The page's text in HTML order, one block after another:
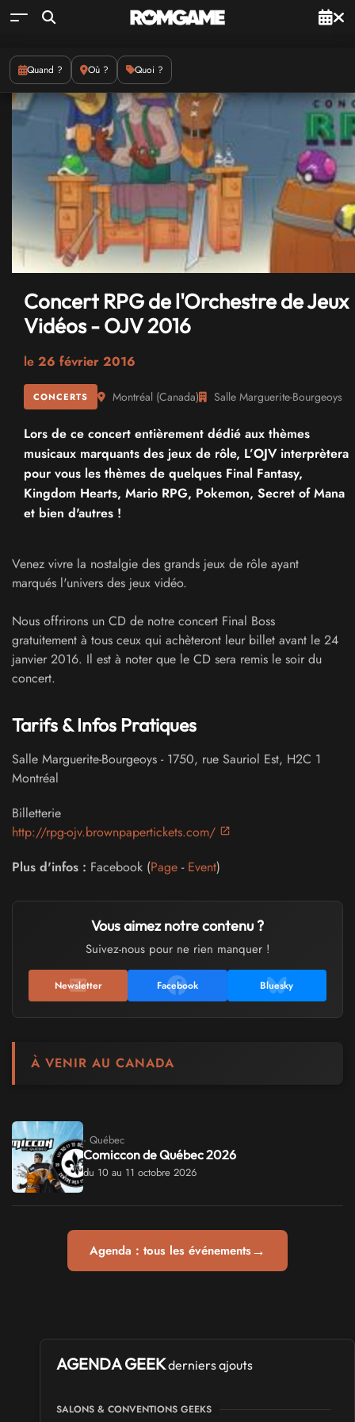
Quand ? Où ? Quoi ?
Concert RPG de l'Orchestre de Jeux
Vidéos - OJV 2016
le 26 février 2016
CONCERTS Montréal (Canada) Salle Marguerite-Bourgeoys
Lors de ce concert entièrement dédié aux thèmes
musicaux marquants des jeux de rôle, L’OJV interprètera
pour vous les thèmes de quelques Final Fantasy,
Kingdom Hearts, Mario RPG, Pokemon, Secret of Mana
et bien d'autres !
Venez vivre la nostalgie des grands jeux de rôle ayant
marqués l'univers des jeux vidéo.
Nous offrirons un CD de notre concert Final Boss
gratuitement à tous ceux qui achèteront leur billet avant le 24
janvier 2016. Il est à noter que le CD sera remis le soir du
concert.
Tarifs & Infos Pratiques
Salle Marguerite-Bourgeoys - 1750, rue Sauriol Est, H2C 1
Montréal
Billetterie
http://rpg-ojv.brownpapertickets.com/
Plus d'infos : Facebook (Page - Event)
Vous aimez notre contenu ?
Suivez-nous pour ne rien manquer !
Newsletter Facebook Bluesky
À VENIR AU CANADA
· Québec
Comiccon de Québec 2026
du 10 au 11 octobre 2026
Agenda : tous les événements→
AGENDA GEEKderniers ajouts
SALONS & CONVENTIONS GEEKS